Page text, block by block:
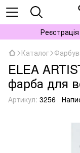
Каталог
ELEA
фарба для
Артикул: 3256